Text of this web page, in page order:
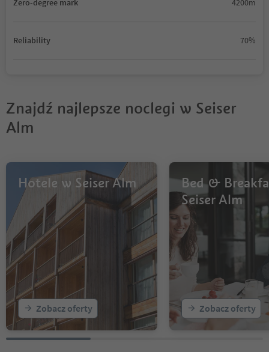
Zero-degree mark 4200m
Reliability 70%
Znajdź najlepsze noclegi w Seiser
Alm
Hotele w Seiser Alm
Zobacz oferty
Bed &
Seiser Alm
Zobacz oferty